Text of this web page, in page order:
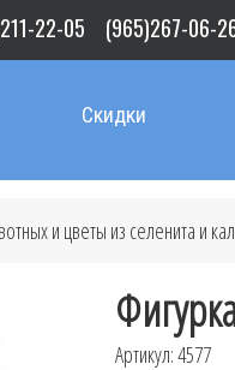
22-05 (965)267-06-
Скидки
и цветы из селенита и
Артикул: 4577